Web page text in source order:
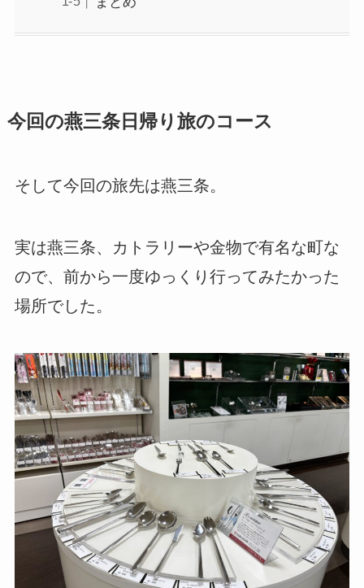
今回の燕三条日帰り旅のコース
そして今回の旅先は燕三条。
実は燕三条、カトラリーや金物で有名な町な
ので、前から一度ゆっくり行ってみたかった
場所でした。